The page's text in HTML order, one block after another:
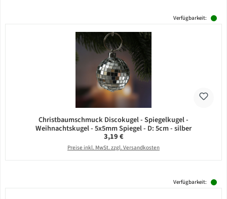
Verfügbarkeit:
Christbaumschmuck Discokugel - Spiegelkugel -
Weihnachtskugel - 5x5mm Spiegel - D: 5cm - silber
Regulärer Preis:
3,19 €
Preise inkl. MwSt. zzgl. Versandkosten
Verfügbarkeit: